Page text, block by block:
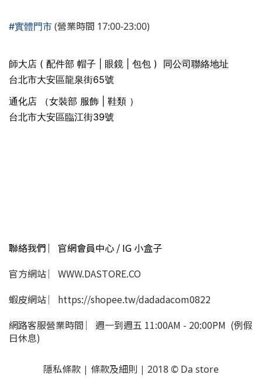
#實體門市 (營業時間 17:00-23:00)
師大店 ( 配件部 帽子 | 眼鏡 | 包包 ) 同公司聯絡地址
台北市大安區龍泉街65號
通化店 （女裝部 服飾 | 鞋類 ）
台北市大安區臨江街39號
聯絡我們 ︳官網會員中心 / IG 小盒子
官方網站 ︳WWW.DASTORE.CO
蝦皮網站 ︳https://shopee.tw/dadadacom0822
網路客服營業時間 ︳週一到週五 11:00AM - 20:00PM (例假
日休息)
隱私條款 | 條款及細則 | 2018 © Da store